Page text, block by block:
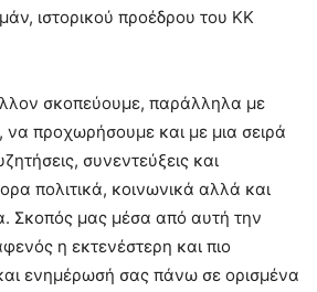
ιστορικού προέδρου του ΚΚ
σκοπεύουμε, παράλληλα με
να προχωρήσουμε και με μια σειρά
συνεντεύξεις και
πολιτικά, κοινωνικά αλλά και
Σκοπός μας μέσα από αυτή την
η εκτενέστερη και πιο
ενημέρωσή σας πάνω σε ορισμένα